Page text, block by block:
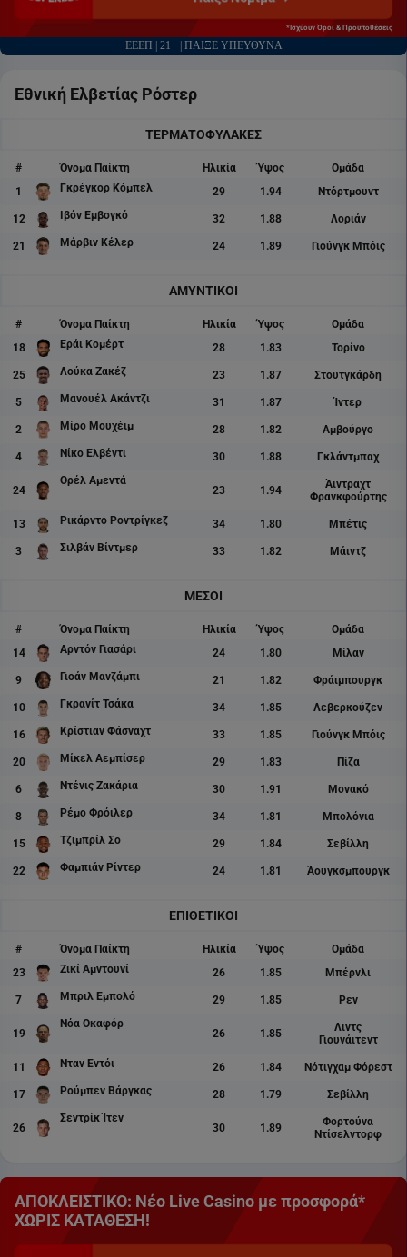
*Ισχύουν Όροι & Προϋποθέσεις
ΕΕΕΠ | 21+ | ΠΑΙΞΕ ΥΠΕΥΘΥΝΑ
Εθνική Ελβετίας Ρόστερ
ΤΕΡΜΑΤΟΦΥΛΑΚΕΣ
# Όνομα Παίκτη Ηλικία Ύψος
Ομάδα
1
Γκρέγκορ Κόμπελ 29 1.94 Ντόρτμουντ
12 Ιβόν Εμβογκό 32 1.88 Λοριάν
21 Μάρβιν Κέλερ 24 1.89 Γιούνγκ Μπόις
ΑΜΥΝΤΙΚΟΙ
# Όνομα Παίκτη Ηλικία Ύψος
Ομάδα
18
Εράι Κομέρτ 28 1.83 Τορίνο
25 Λούκα Ζακέζ 23 1.87 Στουτγκάρδη
5 Μανουέλ Ακάντζι 31 1.87 Ίντερ
2 Μίρο Μουχέιμ 28 1.82 Αμβούργο
4 Νίκο Ελβέντι 30 1.88 Γκλάντμπαχ
24
Ορέλ Αμεντά
23 1.94
Άιντραχτ
Φρανκφούρτης
13 Ρικάρντο Ροντρίγκεζ 34 1.80 Μπέτις
3 Σιλβάν Βίντμερ 33 1.82 Μάιντζ
ΜΕΣΟΙ
# Όνομα Παίκτη Ηλικία Ύψος
Ομάδα
14
Αρντόν Γιασάρι 24 1.80 Μίλαν
9 Γιοάν Μανζάμπι 21 1.82 Φράιμπουργκ
10 Γκρανίτ Τσάκα 34 1.85 Λεβερκούζεν
16 Κρίστιαν Φάσναχτ 33 1.85 Γιούνγκ Μπόις
20 Μίκελ Αεμπίσερ 29 1.83 Πίζα
6 Ντένις Ζακάρια 30 1.91 Μονακό
8 Ρέμο Φρόιλερ 34 1.81 Μπολόνια
15 Τζιμπρίλ Σο 29 1.84 Σεβίλλη
22 Φαμπιάν Ρίντερ 24 1.81 Άουγκσμπουργκ
ΕΠΙΘΕΤΙΚΟΙ
# Όνομα Παίκτη Ηλικία Ύψος
Ομάδα
23
Ζικί Αμντουνί 26 1.85 Μπέρνλι
7 Μπριλ Εμπολό 29 1.85 Ρεν
19
Νόα Οκαφόρ
26 1.85
Λιντς
Γιουνάιτεντ
11 Νταν Εντόι 26 1.84 Νότιγχαμ Φόρεστ
17 Ρούμπεν Βάργκας 28 1.79 Σεβίλλη
26
Σεντρίκ Ίτεν
30 1.89
Φορτούνα
Ντίσελντορφ
ΑΠΟΚΛΕΙΣΤΙΚΟ: Νέο Live Casino με προσφορά*
ΧΩΡΙΣ ΚΑΤΑΘΕΣΗ!